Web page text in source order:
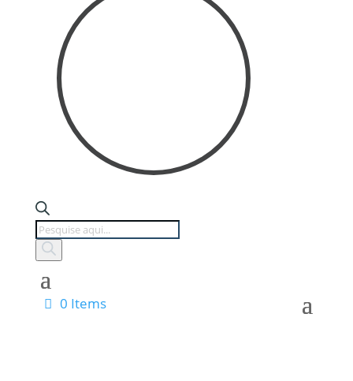
Products
search
0 Items